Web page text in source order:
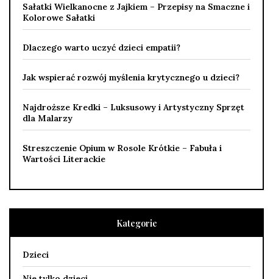
Sałatki Wielkanocne z Jajkiem – Przepisy na Smaczne i
Kolorowe Sałatki
Dlaczego warto uczyć dzieci empatii?
Jak wspierać rozwój myślenia krytycznego u dzieci?
Najdroższe Kredki – Luksusowy i Artystyczny Sprzęt
dla Malarzy
Streszczenie Opium w Rosole Krótkie – Fabuła i
Wartości Literackie
Kategorie
Dzieci